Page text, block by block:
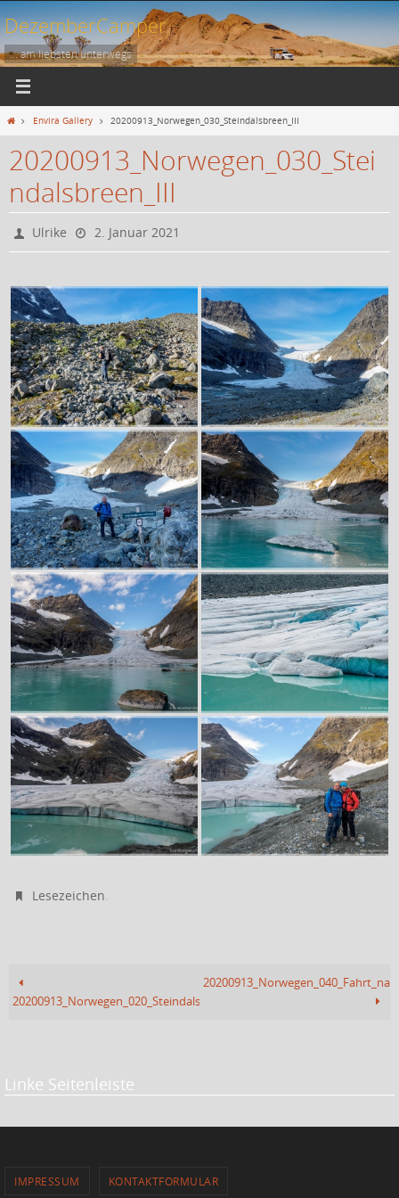
Zum
Inhalt
springen
DezemberCamper
... am liebsten unterwegs
StartEnvira Gallery 20200913_Norwegen_030_Steindalsbreen_III
20200913_Norwegen_030_Stei
ndalsbreen_III
Ulrike 2. Januar 2021
Lesezeichen.
20200913_Norwegen_020_Steindalsbreen_II
Linke Seitenleiste
IMPRESSUM KONTAKTFORMULAR